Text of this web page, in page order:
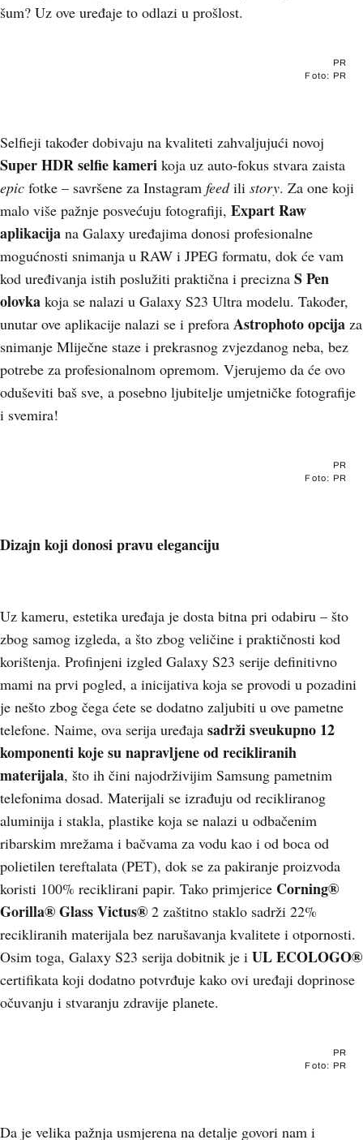
šum? Uz ove uređaje to odlazi u prošlost.
PR
Foto: PR
Selfieji također dobivaju na kvaliteti zahvaljujući novoj
Super HDR selfie kameri koja uz auto-fokus stvara zaista
epic fotke – savršene za Instagram feedili story. Za one koji
malo više pažnje posvećuju fotografiji, Expart Raw
aplikacija na Galaxy uređajima donosi profesionalne
mogućnosti snimanja u RAW i JPEG formatu, dok će vam
kod uređivanja istih poslužiti praktična i precizna S Pen
olovka koja se nalazi u Galaxy S23 Ultra modelu. Također,
unutar ove aplikacije nalazi se i prefora Astrophoto opcija za
snimanje Mliječne staze i prekrasnog zvjezdanog neba, bez
potrebe za profesionalnom opremom. Vjerujemo da će ovo
oduševiti baš sve, a posebno ljubitelje umjetničke fotografije
i svemira!
PR
Foto: PR
Dizajn koji donosi pravu eleganciju
Uz kameru, estetika uređaja je dosta bitna pri odabiru – što
zbog samog izgleda, a što zbog veličine i praktičnosti kod
korištenja. Profinjeni izgled Galaxy S23 serije definitivno
mami na prvi pogled, a inicijativa koja se provodi u pozadini
je nešto zbog čega ćete se dodatno zaljubiti u ove pametne
telefone. Naime, ova serija uređaja sadrži sveukupno 12
komponenti koje su napravljene od recikliranih
materijala, što ih čini najodrživijim Samsung pametnim
telefonima dosad. Materijali se izrađuju od recikliranog
aluminija i stakla, plastike koja se nalazi u odbačenim
ribarskim mrežama i bačvama za vodu kao i od boca od
polietilen tereftalata (PET), dok se za pakiranje proizvoda
koristi 100% reciklirani papir. Tako primjerice Corning®
Gorilla® Glass Victus® 2 zaštitno staklo sadrži 22%
recikliranih materijala bez narušavanja kvalitete i otpornosti.
Osim toga, Galaxy S23 serija dobitnik je i UL ECOLOGO®
certifikata koji dodatno potvrđuje kako ovi uređaji doprinose
očuvanju i stvaranju zdravije planete.
PR
Foto: PR
Da je velika pažnja usmjerena na detalje govori nam i